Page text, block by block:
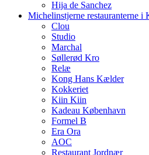
Hija de Sanchez
Michelinstjerne restauranterne i
Clou
Studio
Marchal
Søllerød Kro
Relæ
Kong Hans Kælder
Kokkeriet
Kiin Kiin
Kadeau København
Formel B
Era Ora
AOC
Restaurant Jordnær